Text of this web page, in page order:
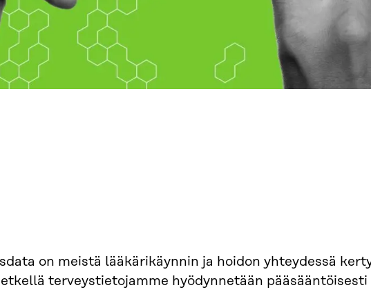
on meistä lääkärikäynnin ja hoidon yhteydessä
terveystietojamme hyödynnetään pääsääntöisesti